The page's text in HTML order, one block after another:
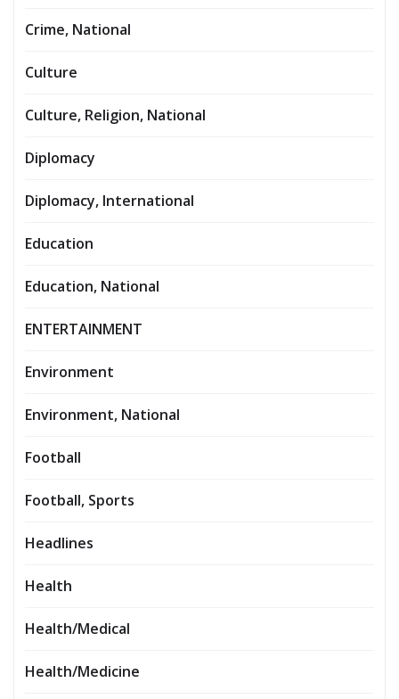
Crime, National
Culture
Culture, Religion, National
Diplomacy
Diplomacy, International
Education
Education, National
ENTERTAINMENT
Environment
Environment, National
Football
Football, Sports
Headlines
Health
Health/Medical
Health/Medicine